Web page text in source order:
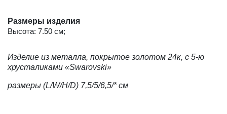
Размеры изделия
Высота: 7.50 см;
Изделие из металла, покрытое золотом 24к, с 5-ю
хрусталиками «Swarovski»
размеры (L/W/H/D) 7,5/5/6,5/* см